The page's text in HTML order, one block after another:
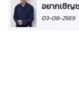
อยากเชิญ
03-08-2569